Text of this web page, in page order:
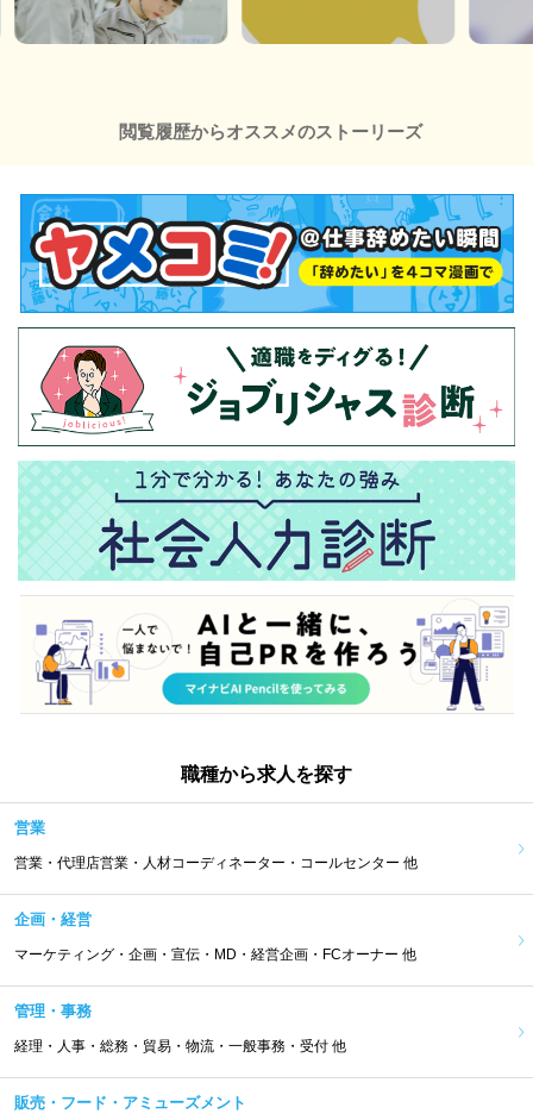
閲覧履歴からオススメのストーリーズ
職種から求人を探す
営業
営業・代理店営業・人材コーディネーター・コールセンター 他
企画・経営
マーケティング・企画・宣伝・MD・経営企画・FCオーナー 他
管理・事務
経理・人事・総務・貿易・物流・一般事務・受付 他
販売・フード・アミューズメント